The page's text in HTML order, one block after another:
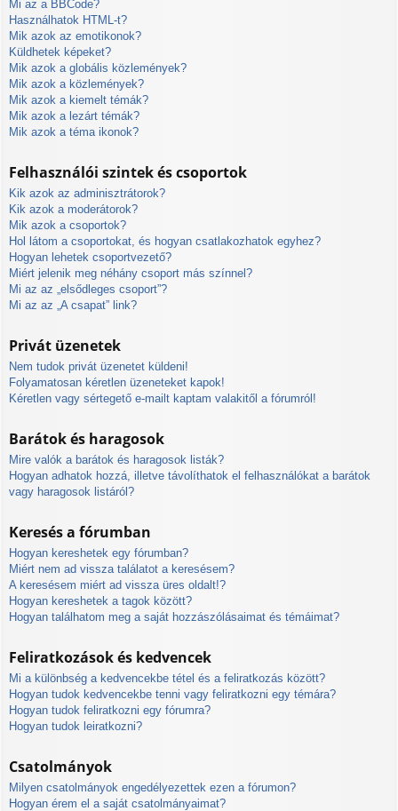
Mi az a BBCode?
Használhatok HTML-t?
Mik azok az emotikonok?
Küldhetek képeket?
Mik azok a globális közlemények?
Mik azok a közlemények?
Mik azok a kiemelt témák?
Mik azok a lezárt témák?
Mik azok a téma ikonok?
Felhasználói szintek és csoportok
Kik azok az adminisztrátorok?
Kik azok a moderátorok?
Mik azok a csoportok?
Hol látom a csoportokat, és hogyan csatlakozhatok egyhez?
Hogyan lehetek csoportvezető?
Miért jelenik meg néhány csoport más színnel?
Mi az az „elsődleges csoport”?
Mi az az „A csapat” link?
Privát üzenetek
Nem tudok privát üzenetet küldeni!
Folyamatosan kéretlen üzeneteket kapok!
Kéretlen vagy sértegető e-mailt kaptam valakitől a fórumról!
Barátok és haragosok
Mire valók a barátok és haragosok listák?
Hogyan adhatok hozzá, illetve távolíthatok el felhasználókat a barátok
vagy haragosok listáról?
Keresés a fórumban
Hogyan kereshetek egy fórumban?
Miért nem ad vissza találatot a keresésem?
A keresésem miért ad vissza üres oldalt!?
Hogyan kereshetek a tagok között?
Hogyan találhatom meg a saját hozzászólásaimat és témáimat?
Feliratkozások és kedvencek
Mi a különbség a kedvencekbe tétel és a feliratkozás között?
Hogyan tudok kedvencekbe tenni vagy feliratkozni egy témára?
Hogyan tudok feliratkozni egy fórumra?
Hogyan tudok leiratkozni?
Csatolmányok
Milyen csatolmányok engedélyezettek ezen a fórumon?
Hogyan érem el a saját csatolmányaimat?